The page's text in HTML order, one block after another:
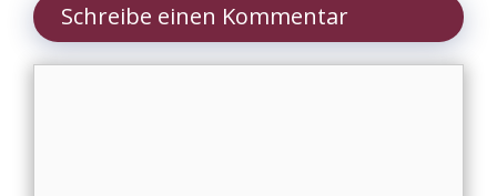
Schreibe einen Kommentar